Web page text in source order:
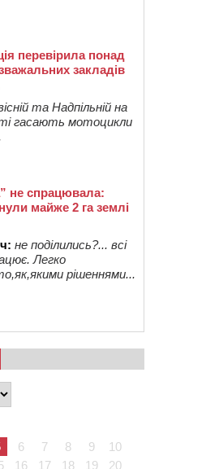
перевірила понад
закладів
та Надпільній на
гасають мотоцикли
не спрацювала:
майже 2 га землі
не поділились?... всі
Легко
рішеннями...
6 7 8 9
10
16 17 18 19 20